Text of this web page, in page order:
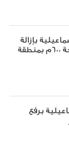
بإزالة
واسترداد قطعتين أملاك دولة على مساحة ٦٠٠م بمنطقة
برفع